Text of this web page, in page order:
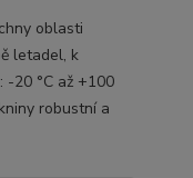
oblasti
letadel, k
20 °C až +100
robustní a